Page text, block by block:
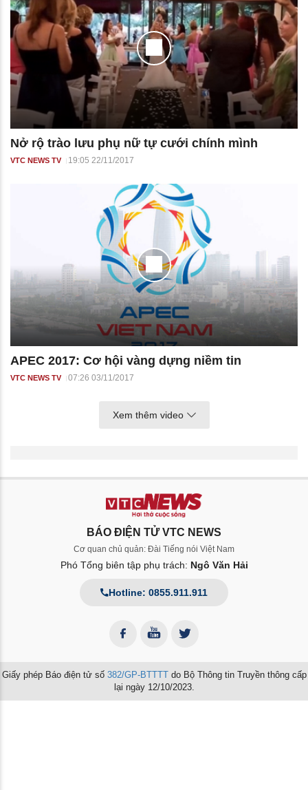
Nở rộ trào lưu phụ nữ tự cưới chính mình
VTC NEWS TV 19:05 22/11/2017
APEC 2017: Cơ hội vàng dựng niềm tin
VTC NEWS TV 07:26 03/11/2017
Xem thêm video
BÁO ĐIỆN TỬ VTC NEWS
Cơ quan chủ quản: Đài Tiếng nói Việt Nam
Phó Tổng biên tập phụ trách: Ngô Văn Hải
Hotline: 0855.911.911
Giấy phép Báo điện tử số 382/GP-BTTTTdo Bộ Thông tin Truyền thông cấp
lại ngày 12/10/2023.